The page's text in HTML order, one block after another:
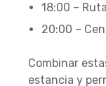
18:00 –
20:00 –
Combinar
estancia y